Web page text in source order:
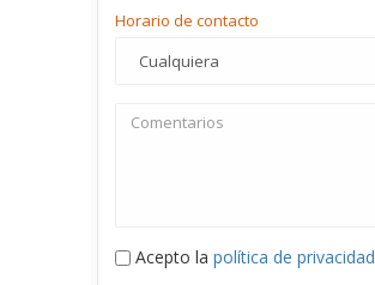
Horario de contacto
Acepto la política de privacidad